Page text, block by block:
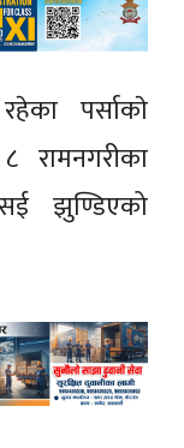
पर्साकाे
रामनगरीका
झुण्डिएको